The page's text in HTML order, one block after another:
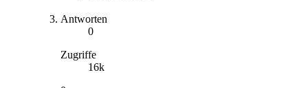
Antworten
0
Zugriffe
16k